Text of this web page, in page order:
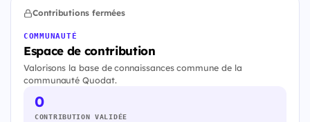
Contributions fermées
COMMUNAUTÉ
Espace de contribution
Valorisons la base de connaissances commune de la
communauté Quodat.
0
CONTRIBUTION VALIDÉE